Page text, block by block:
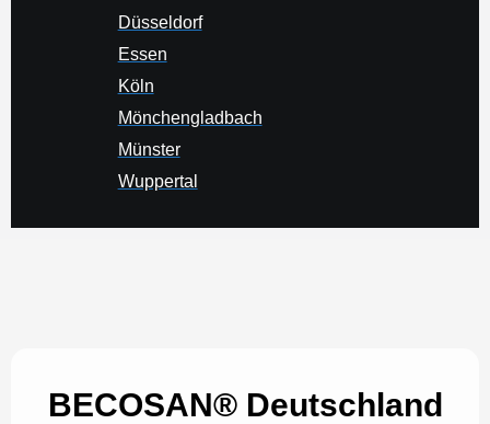
Düsseldorf
Essen
Köln
Mönchengladbach
Münster
Wuppertal
BECOSAN® Deutschland